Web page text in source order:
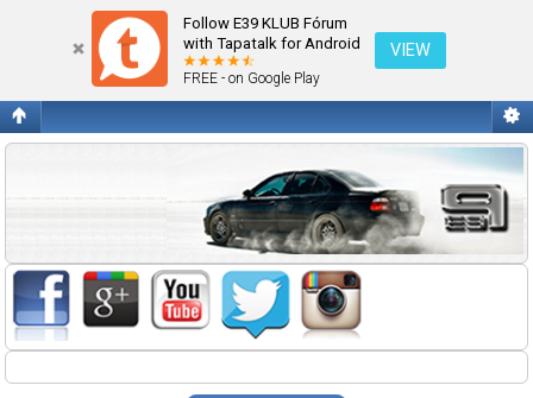
Follow E39 KLUB Fórum
with Tapatalk for Android
FREE - on Google Play
VIEW
Jelszó elküldése